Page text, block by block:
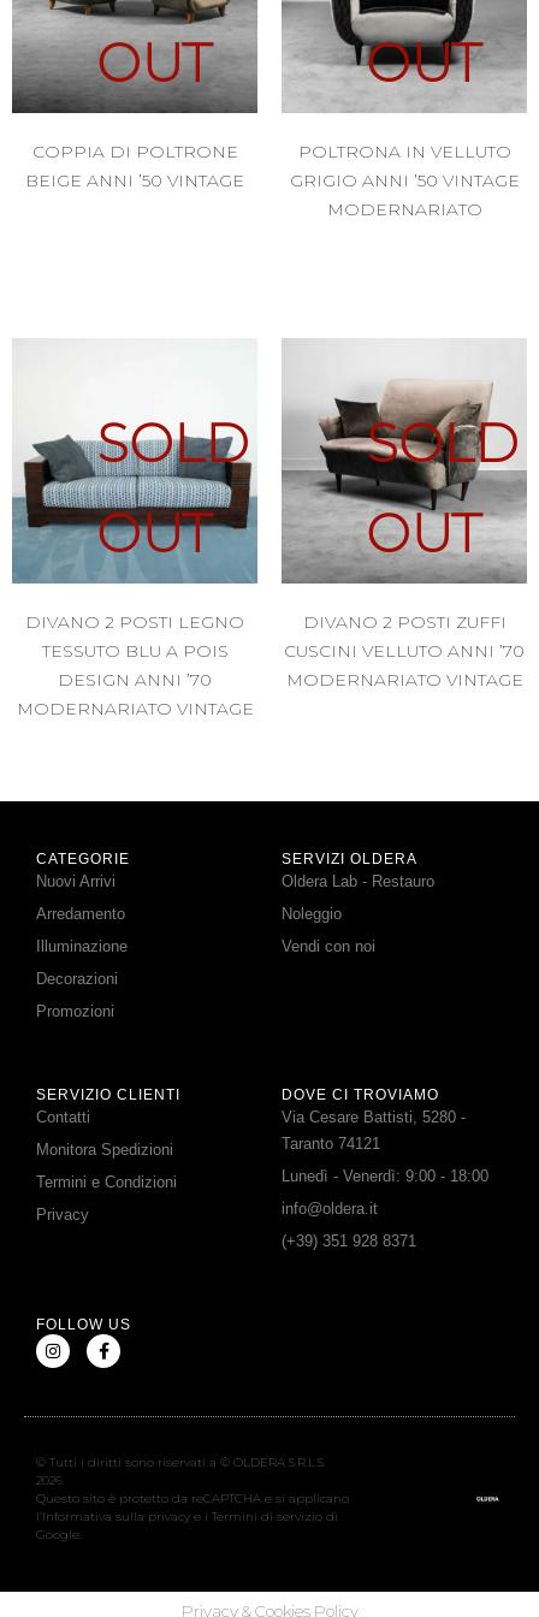
OUT
COPPIA DI POLTRONE
BEIGE ANNI ’50 VINTAGE
OUT
POLTRONA IN VELLUTO
GRIGIO ANNI ’50 VINTAGE
MODERNARIATO
SOLD
OUT
DIVANO 2 POSTI LEGNO
TESSUTO BLU A POIS
DESIGN ANNI ’70
MODERNARIATO VINTAGE
SOLD
OUT
DIVANO 2 POSTI ZUFFI
CUSCINI VELLUTO ANNI ’70
MODERNARIATO VINTAGE
CATEGORIE
Nuovi Arrivi
Arredamento
Illuminazione
Decorazioni
Promozioni
SERVIZI OLDERA
Oldera Lab - Restauro
Noleggio
Vendi con noi
SERVIZIO CLIENTI
Contatti
Monitora Spedizioni
Termini e Condizioni
Privacy
DOVE CI TROVIAMO
Via Cesare Battisti, 5280 -
Taranto 74121
Lunedì - Venerdì: 9:00 - 18:00
info@oldera.it
(+39) 351 928 8371
FOLLOW US
© Tutti i diritti sono riservati a © OLDERA S.R.L.S.
2026
Questo sito è protetto da reCAPTCHA e si applicano
l’Informativa sulla privacy e i Termini di servizio di
Google.
Privacy & Cookies Policy